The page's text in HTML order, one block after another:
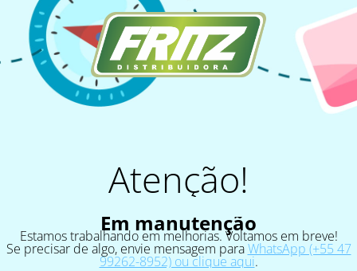
Atenção!
Em manutenção
Estamos trabalhando em melhorias. Voltamos em breve!
Se precisar de algo, envie mensagem paraWhatsApp (+55 47
99262-8952) ou clique aqui.